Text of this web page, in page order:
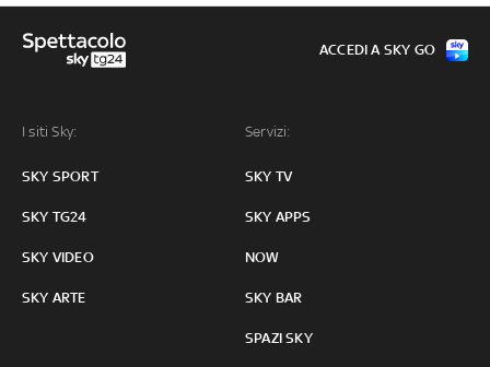
I siti Sky:
SKY SPORT
SKY TG24
SKY VIDEO
SKY ARTE
Servizi:
SKY TV
SKY APPS
NOW
SKY BAR
SPAZI SKY
ACCEDI A SKY GO